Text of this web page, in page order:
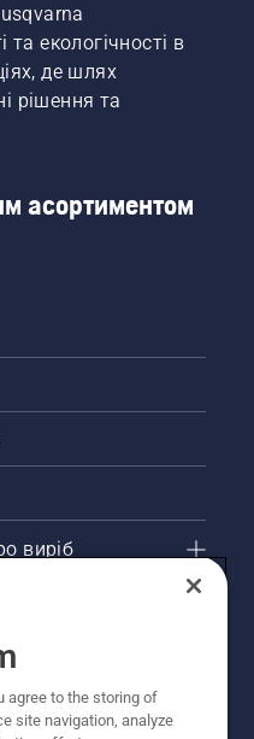
та екологічності в
де шлях
рішення та
асортиментом
виріб
agree to the storing of
site navigation, analyze